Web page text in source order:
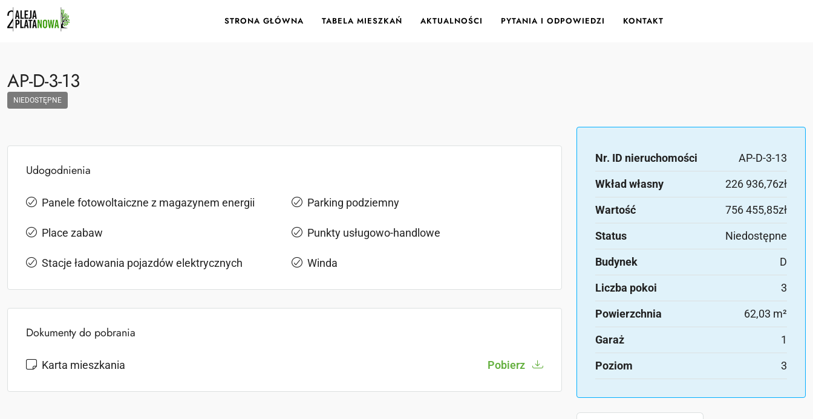
STRONA GŁÓWNA TABELA MIESZKAŃ AKTUALNOŚCI PYTANIA I ODPOWIEDZI KONTAKT
AP-D-3-13
NIEDOSTĘPNE
Udogodnienia
Panele fotowoltaiczne z magazynem energii Parking podziemny
Place zabaw Punkty usługowo-handlowe
Stacje ładowania pojazdów elektrycznych Winda
Dokumenty do pobrania
Karta mieszkania Pobierz
Nr. ID nieruchomości AP-D-3-13
Wkład własny 226 936,76zł
Wartość 756 455,85zł
Status Niedostępne
Budynek D
Liczba pokoi 3
Powierzchnia 62,03 m²
Garaż 1
Poziom 3